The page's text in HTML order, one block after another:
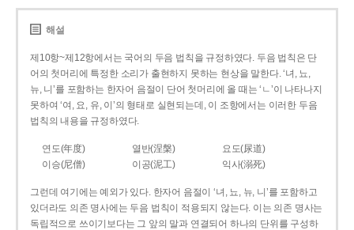
해설
제10항~제12항에서는 국어의 두음 법칙을 규정하였다. 두음 법칙은 단
어의 첫머리에 특정한 소리가 출현하지 못하는 현상을 말한다. ‘녀, 뇨,
뉴, 니’를 포함하는 한자어 음절이 단어 첫머리에 올 때는 ‘ㄴ’이 나타나지
못하여 ‘여, 요, 유, 이’의 형태로 실현되는데, 이 조항에서는 이러한 두음
법칙의 내용을 규정하였다.
연도(年度) 열반(涅槃)
요도(尿道)
이승(尼僧)
이공(泥工) 익사(溺死)
그런데 여기에는 예외가 있다. 한자어 음절이 ‘녀, 뇨, 뉴, 니’를 포함하고
있더라도 의존 명사에는 두음 법칙이 적용되지 않는다. 이는 의존 명사는
독립적으로 쓰이기보다는 그 앞의 말과 연결되어 하나의 단위를 구성하